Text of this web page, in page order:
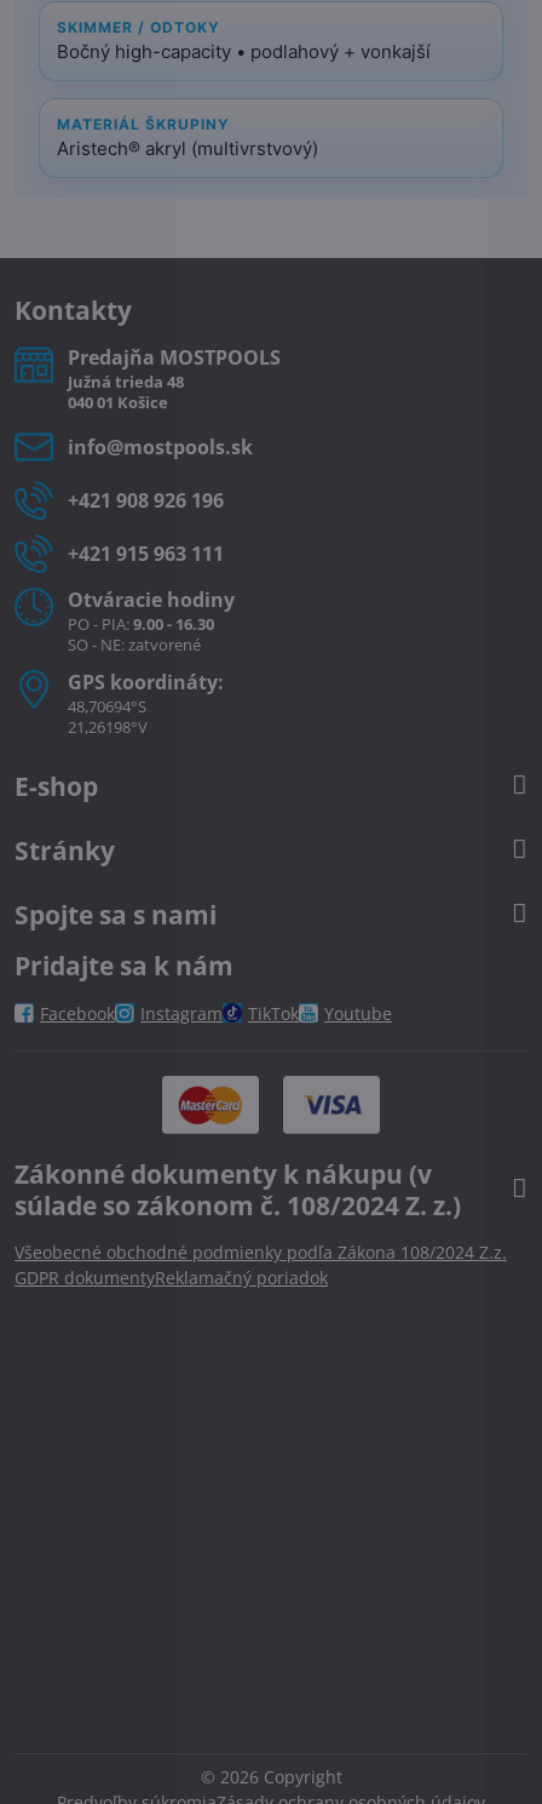
SKIMMER / ODTOKY
Bočný high-capacity • podlahový + vonkajší
MATERIÁL ŠKRUPINY
Aristech® akryl (multivrstvový)
Kontakty
Predajňa MOSTPOOLS
Južná trieda 48
040 01 Košice
info​@mostpools​.sk
+421 908 926 196
+421 915 963 111
Otváracie hodiny
PO - PIA:9.00 - 16.30
SO - NE: zatvorené
GPS koordináty:
48,70694°S
21,26198°V
E-shop
Stránky
Spojte sa s nami
Pridajte sa k nám
Facebook Instagram TikTok Youtube
Zákonné dokumenty k nákupu (v
súlade so zákonom č. 108/2024 Z. z.)
Všeobecné obchodné podmienky podľa Zákona 108/2024 Z.z.
GDPR dokumentyReklamačný poriadok
© 2026 Copyright